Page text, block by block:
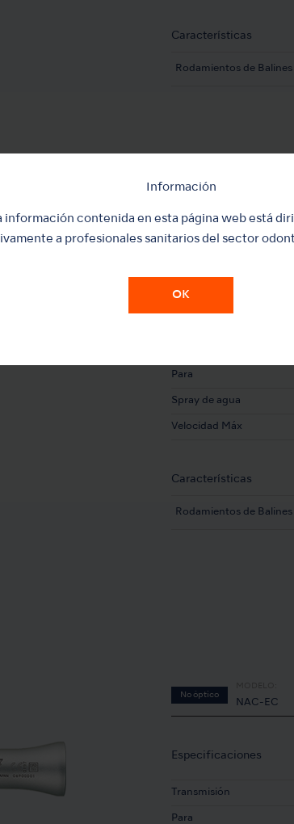
Información
información contenida en esta página web está
a profesionales sanitarios del sector
OK
Características
Rodamientos de Balines
MODELO:
Especificaciones
Para
Spray de agua
Velocidad Máx
Características
Rodamientos de Balines
No óptico
NAC-EC
Especificaciones
Transmisión
Para